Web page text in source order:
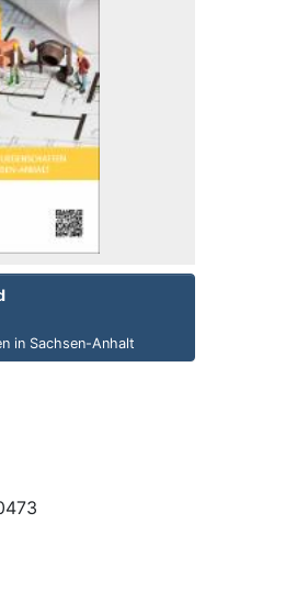
in Sachsen-Anhalt